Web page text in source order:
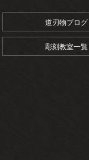
道刃物ブログ
彫刻教室一覧